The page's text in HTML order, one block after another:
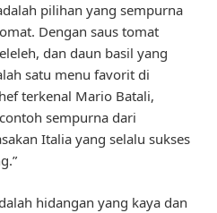
pilihan yang sempurna
Dengan saus tomat
dan daun basil yang
satu menu favorit di
terkenal Mario Batali,
sempurna dari
Italia yang selalu sukses
hidangan yang kaya dan